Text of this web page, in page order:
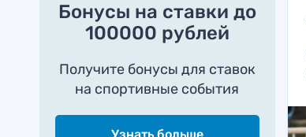
Бонусы на ставки до
100000 рублей
Получите бонусы для ставок
на спортивные события